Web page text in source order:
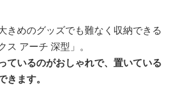
きめのグッズでも難なく収納できる
ス アーチ 深型」。
ているのがおしゃれで、置いている
きます。